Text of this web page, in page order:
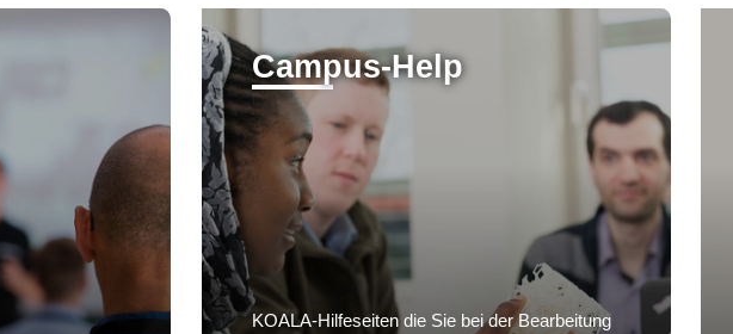
Campus-Help
KOALA-Hilfeseiten die Sie bei der Bearbeitung